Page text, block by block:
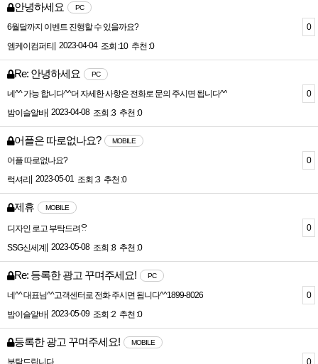
안녕하세요 PC
6월달까지 이벤트 진행할 수 있을까요?
엠케이컴퍼티
2023-04-04 조회 :10 추천 :0
0
Re: 안녕하세요 PC
네^^ 가능 합니다^^더 자세한 사항은 전화로 문의 주시면 됩니다^^
밤이슬알바| 2023-04-08 조회 :3 추천 :0
0
어플은 따로없나요? MOBILE
어플 따로없나요?
럭셔리
2023-05-01 조회 :3 추천 :0
0
제휴 MOBILE
디자인 로고 부탁드려ᄋᆢ
SSG신세계
2023-05-08 조회 :8 추천 :0
0
Re: 등록한 광고 꾸며주세요! PC
네^^ 대표님^^고객센터로 전화 주시면 됩니다^^1899-8026
밤이슬알바| 2023-05-09 조회 :2 추천 :0
0
등록한 광고 꾸며주세요! MOBILE
부탁드립니다
0